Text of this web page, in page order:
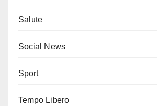
Salute
Social News
Sport
Tempo Libero